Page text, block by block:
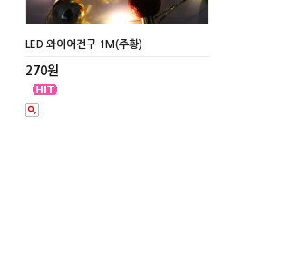
LED 와이어전구 1M(주황)
270원